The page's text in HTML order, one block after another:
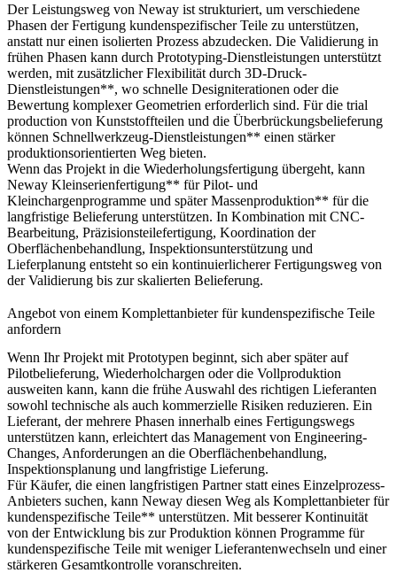
Der Leistungsweg von Neway ist strukturiert, um verschiedene
Phasen der Fertigung kundenspezifischer Teile zu unterstützen,
anstatt nur einen isolierten Prozess abzudecken. Die Validierung in
frühen Phasen kann durch Prototyping-Dienstleistungen unterstützt
werden, mit zusätzlicher Flexibilität durch 3D-Druck-
Dienstleistungen**, wo schnelle Designiterationen oder die
Bewertung komplexer Geometrien erforderlich sind. Für die trial
production von Kunststoffteilen und die Überbrückungsbelieferung
können Schnellwerkzeug-Dienstleistungen** einen stärker
produktionsorientierten Weg bieten.
Wenn das Projekt in die Wiederholungsfertigung übergeht, kann
Neway Kleinserienfertigung** für Pilot- und
Kleinchargenprogramme und späterMassenproduktion** für die
langfristige Belieferung unterstützen. In Kombination mit CNC-
Bearbeitung, Präzisionsteilefertigung, Koordination der
Oberflächenbehandlung, Inspektionsunterstützung und
Lieferplanung entsteht so ein kontinuierlicherer Fertigungsweg von
der Validierung bis zur skalierten Belieferung.
Angebot von einem Komplettanbieter für kundenspezifische Teile
anfordern
Wenn Ihr Projekt mit Prototypen beginnt, sich aber später auf
Pilotbelieferung, Wiederholchargen oder die Vollproduktion
ausweiten kann, kann die frühe Auswahl des richtigen Lieferanten
sowohl technische als auch kommerzielle Risiken reduzieren. Ein
Lieferant, der mehrere Phasen innerhalb eines Fertigungswegs
unterstützen kann, erleichtert das Management von Engineering-
Changes, Anforderungen an die Oberflächenbehandlung,
Inspektionsplanung und langfristige Lieferung.
Für Käufer, die einen langfristigen Partner statt eines Einzelprozess-
Anbieters suchen, kann Neway diesen Weg als Komplettanbieter für
kundenspezifische Teile** unterstützen. Mit besserer Kontinuität
von der Entwicklung bis zur Produktion können Programme für
kundenspezifische Teile mit weniger Lieferantenwechseln und einer
stärkeren Gesamtkontrolle voranschreiten.